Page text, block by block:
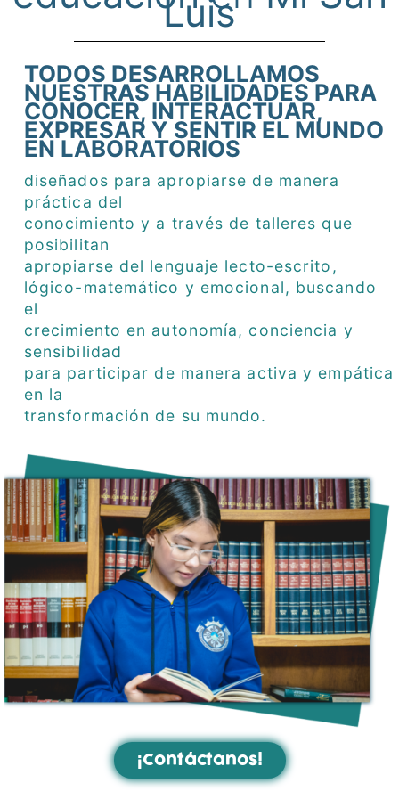
Luis
TODOS DESARROLLAMOS
NUESTRAS HABILIDADES PARA
CONOCER, INTERACTUAR,
EXPRESAR Y SENTIR EL MUNDO
EN LABORATORIOS
diseñados para apropiarse de manera
práctica del
conocimiento y a través de talleres que
posibilitan
apropiarse del lenguaje lecto-escrito,
lógico-matemático y emocional, buscando
el
crecimiento en autonomía, conciencia y
sensibilidad
para participar de manera activa y empática
en la
transformación de su mundo.
¡Contáctanos!